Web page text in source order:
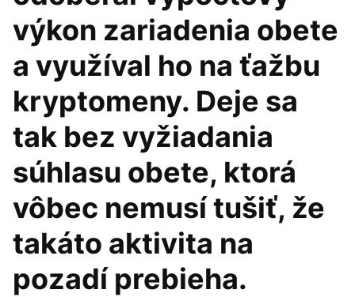
výkon zariadenia obete
a využíval ho na ťažbu
kryptomeny. Deje sa
tak bez vyžiadania
súhlasu obete, ktorá
vôbec nemusí tušiť, že
takáto aktivita na
pozadí prebieha.